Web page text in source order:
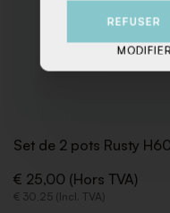
Set de 2 pots Rusty
€ 25,00 (Hors TVA)
€ 30,25 (Incl. TVA)
REFUSER